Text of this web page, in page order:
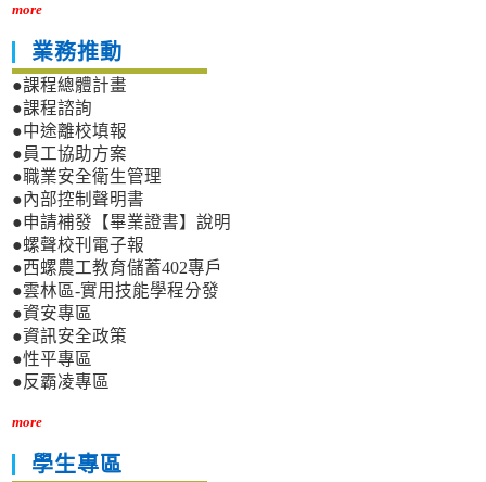
more
業務推動
●課程總體計畫
●課程諮詢
●中途離校填報
●員工協助方案
●職業安全衛生管理
●內部控制聲明書
●申請補發【畢業證書】說明
●螺聲校刊電子報
●西螺農工教育儲蓄402專戶
●雲林區-實用技能學程分發
●資安專區
●資訊安全政策
●性平專區
●反霸凌專區
more
學生專區